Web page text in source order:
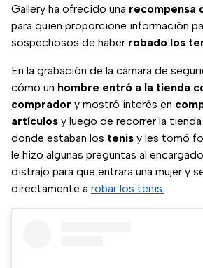
Gallery ha ofrecido una recompensa
para quien proporcione información
sospechosos de haber robado los
En la grabación de la cámara de
cómo un hombre entró a la tienda
comprador y mostró interés en
artículos y luego de recorrer la
donde estaban los tenis y les tomó
le hizo algunas preguntas al
distrajo para que entrara una mujer y
directamente a robar los tenis.